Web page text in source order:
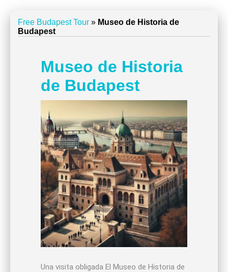
Free Budapest Tour » Museo de Historia de
Budapest
Museo de Historia
de Budapest
Una visita obligada El Museo de Historia de